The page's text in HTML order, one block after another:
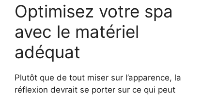
Optimisez votre spa
avec le matériel
adéquat
Plutôt que de tout miser sur l’apparence, la
réflexion devrait se porter sur ce qui peut